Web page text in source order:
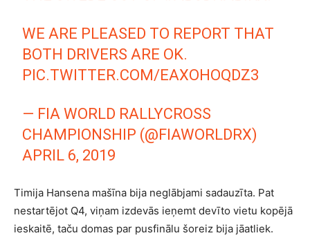
WE ARE PLEASED TO REPORT THAT
BOTH DRIVERS ARE OK.
PIC.TWITTER.COM/EAXOHOQDZ3
— FIA WORLD RALLYCROSS
CHAMPIONSHIP (@FIAWORLDRX)
APRIL 6, 2019
Timija Hansena mašīna bija neglābjami sadauzīta. Pat
nestartējot Q4, viņam izdevās ieņemt devīto vietu kopējā
ieskaitē, taču domas par pusfinālu šoreiz bija jāatliek.